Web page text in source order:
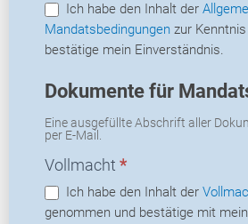
Ich habe den Inhalt der
Mandatsbedingungen
bestätige mein Einverständnis.
Dokumente für
Eine ausgefüllte Abschrift aller
per E-Mail.
Vollmacht *
Ich habe den Inhalt der
genommen und bestätige mit